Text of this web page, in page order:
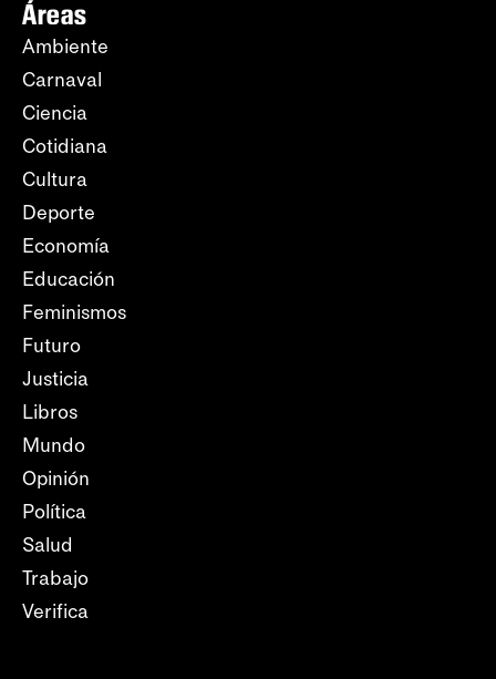
Áreas
Ambiente
Carnaval
Ciencia
Cotidiana
Cultura
Deporte
Economía
Educación
Feminismos
Futuro
Justicia
Libros
Mundo
Opinión
Política
Salud
Trabajo
Verifica